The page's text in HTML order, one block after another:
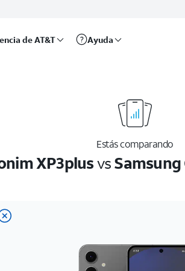
de AT&T Ayuda
Estás comparando
XP3plusvsSamsung